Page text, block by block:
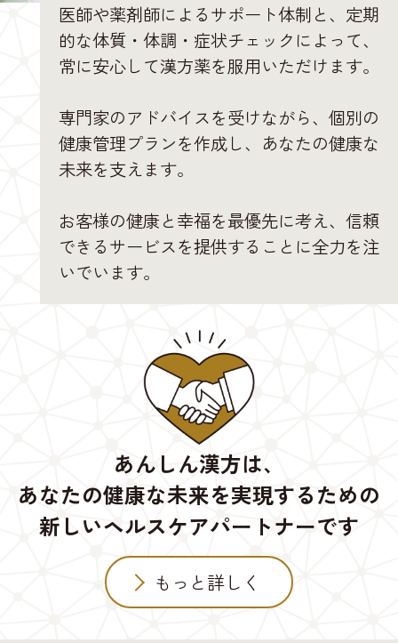
医師や薬剤師によるサポート体制と、定期
的な体質・体調・症状チェックによって、
常に安心して漢方薬を服用いただけます。
専門家のアドバイスを受けながら、個別の
健康管理プランを作成し、あなたの健康な
未来を支えます。
お客様の健康と幸福を最優先に考え、信頼
できるサービスを提供することに全力を注
いでいます。
あんしん漢方は、
あなたの健康な未来を実現するための
新しいヘルスケアパートナーです
もっと詳しく